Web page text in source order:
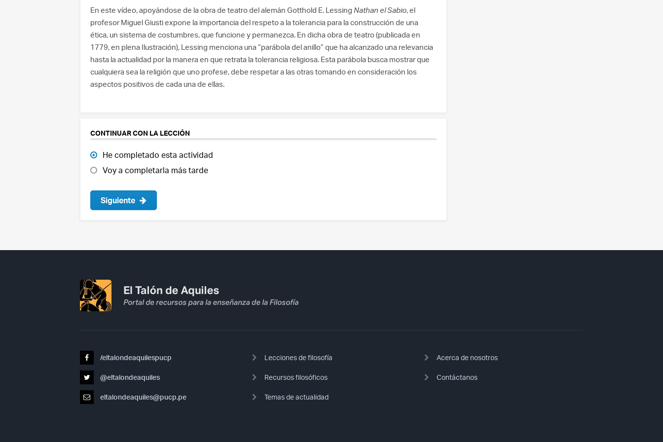
En este vídeo, apoyándose de la obra de teatro del alemán Gotthold E. Lessing Nathan el Sabio, el
profesor Miguel Giusti expone la importancia del respeto a la tolerancia para la construcción de una
ética, un sistema de costumbres, que funcione y permanezca. En dicha obra de teatro (publicada en
1779, en plena Ilustración), Lessing menciona una “parábola del anillo” que ha alcanzado una relevancia
hasta la actualidad por la manera en que retrata la tolerancia religiosa. Esta parábola busca mostrar que
cualquiera sea la religión que uno profese, debe respetar a las otras tomando en consideración los
aspectos positivos de cada una de ellas.
CONTINUAR CON LA LECCIÓN
He completado esta actividad
Voy a completarla más tarde
Siguiente
/eltalondeaquilespucp
@eltalondeaquiles
eltalondeaquiles@pucp.pe
Lecciones de filosofía
Recursos filosóficos
Temas de actualidad
Acerca de nosotros
Contáctanos